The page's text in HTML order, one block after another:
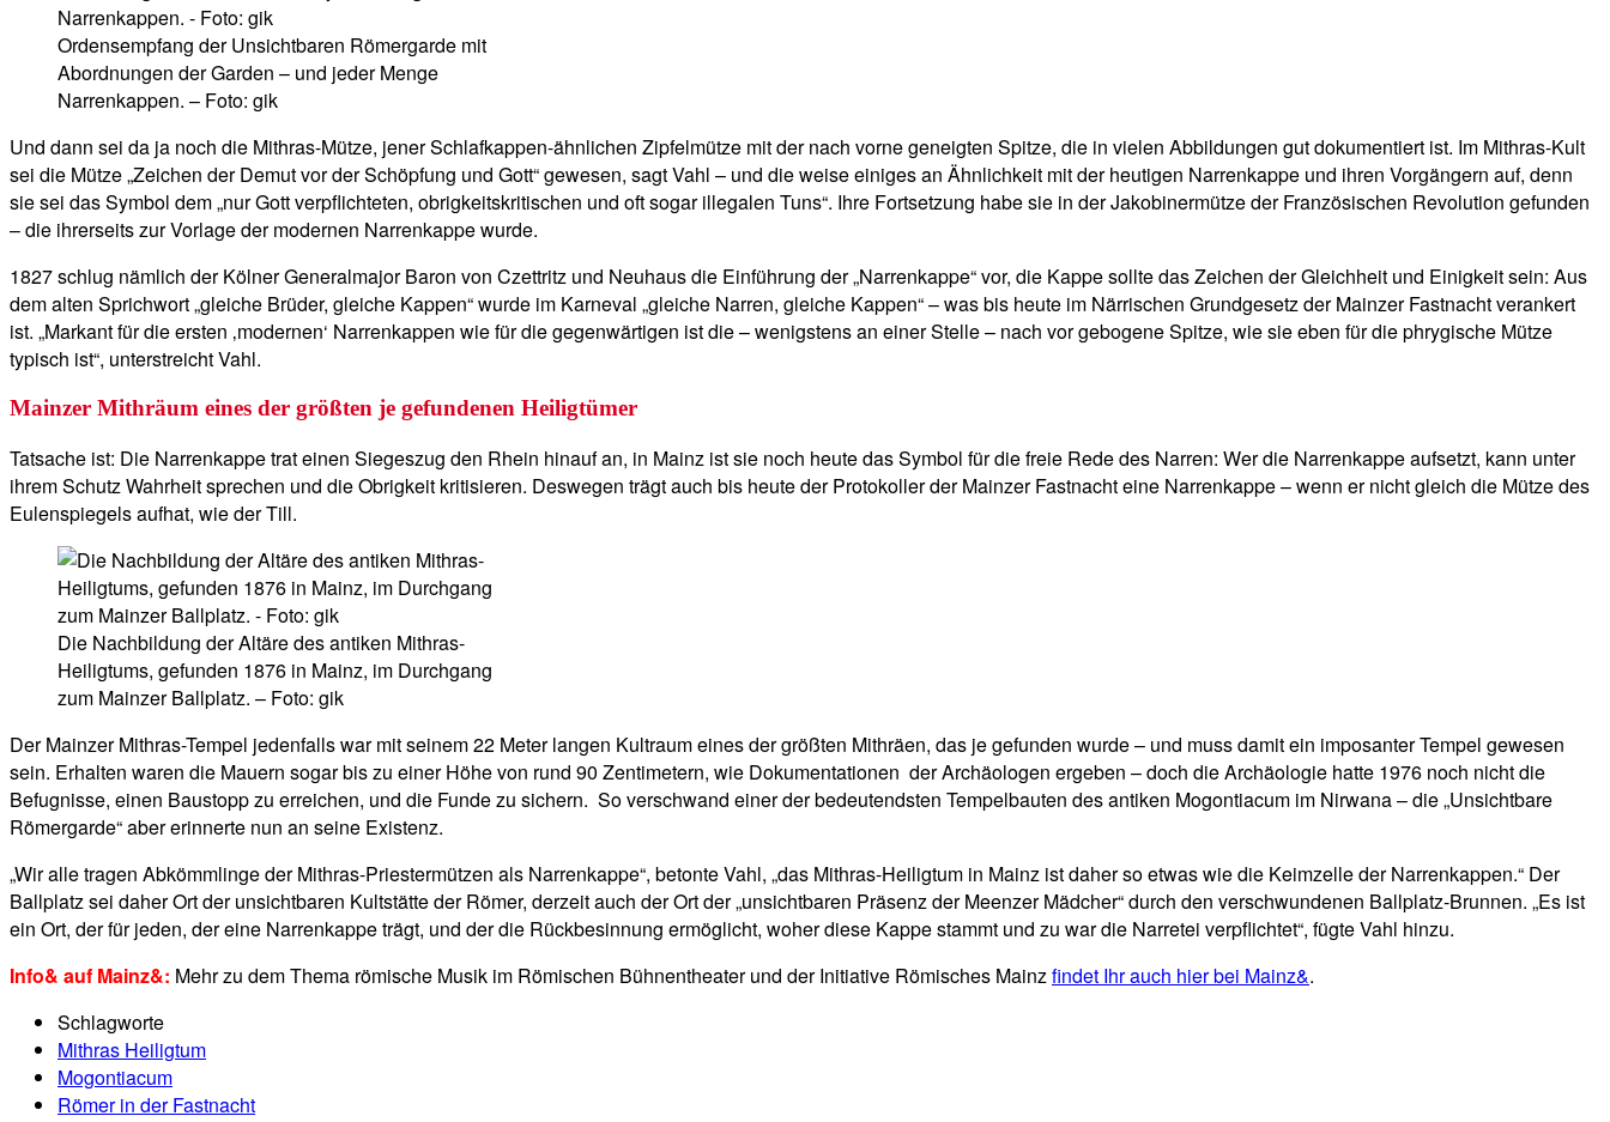
Ordensempfang der Unsichtbaren Römergarde mit
Abordnungen der Garden – und jeder Menge
Narrenkappen. – Foto: gik
Und dann sei da ja noch die Mithras-Mütze, jener Schlafkappen-ähnlichen Zipfelmütze mit der nach vorne geneigten Spitze, die in vielen Abbildungen gut dokumentiert ist. Im Mithras-Kult
sei die Mütze „Zeichen der Demut vor der Schöpfung und Gott“ gewesen, sagt Vahl – und die weise einiges an Ähnlichkeit mit der heutigen Narrenkappe und ihren Vorgängern auf, denn
sie sei das Symbol dem „nur Gott verpflichteten, obrigkeitskritischen und oft sogar illegalen Tuns“. Ihre Fortsetzung habe sie in der Jakobinermütze der Französischen Revolution gefunden
– die ihrerseits zur Vorlage der modernen Narrenkappe wurde.
1827 schlug nämlich der Kölner Generalmajor Baron von Czettritz und Neuhaus die Einführung der „Narrenkappe“ vor, die Kappe sollte das Zeichen der Gleichheit und Einigkeit sein: Aus
dem alten Sprichwort „gleiche Brüder, gleiche Kappen“ wurde im Karneval „gleiche Narren, gleiche Kappen“ – was bis heute im Närrischen Grundgesetz der Mainzer Fastnacht verankert
ist. „Markant für die ersten ‚modernen‘ Narrenkappen wie für die gegenwärtigen ist die – wenigstens an einer Stelle – nach vor gebogene Spitze, wie sie eben für die phrygische Mütze
typisch ist“, unterstreicht Vahl.
Mainzer Mithräum eines der größten je gefundenen Heiligtümer
Tatsache ist: Die Narrenkappe trat einen Siegeszug den Rhein hinauf an, in Mainz ist sie noch heute das Symbol für die freie Rede des Narren: Wer die Narrenkappe aufsetzt, kann unter
ihrem Schutz Wahrheit sprechen und die Obrigkeit kritisieren. Deswegen trägt auch bis heute der Protokoller der Mainzer Fastnacht eine Narrenkappe – wenn er nicht gleich die Mütze des
Eulenspiegels aufhat, wie der Till.
Die Nachbildung der Altäre des antiken Mithras-
Heiligtums, gefunden 1876 in Mainz, im Durchgang
zum Mainzer Ballplatz. – Foto: gik
Der Mainzer Mithras-Tempel jedenfalls war mit seinem 22 Meter langen Kultraum eines der größten Mithräen, das je gefunden wurde – und muss damit ein imposanter Tempel gewesen
sein. Erhalten waren die Mauern sogar bis zu einer Höhe von rund 90 Zentimetern, wie Dokumentationen der Archäologen ergeben – doch die Archäologie hatte 1976 noch nicht die
Befugnisse, einen Baustopp zu erreichen, und die Funde zu sichern. So verschwand einer der bedeutendsten Tempelbauten des antiken Mogontiacum im Nirwana – die „Unsichtbare
Römergarde“ aber erinnerte nun an seine Existenz.
„Wir alle tragen Abkömmlinge der Mithras-Priestermützen als Narrenkappe“, betonte Vahl, „das Mithras-Heiligtum in Mainz ist daher so etwas wie die Keimzelle der Narrenkappen.“ Der
Ballplatz sei daher Ort der unsichtbaren Kultstätte der Römer, derzeit auch der Ort der „unsichtbaren Präsenz der Meenzer Mädcher“ durch den verschwundenen Ballplatz-Brunnen. „Es ist
ein Ort, der für jeden, der eine Narrenkappe trägt, und der die Rückbesinnung ermöglicht, woher diese Kappe stammt und zu war die Narretei verpflichtet“, fügte Vahl hinzu.
Info& auf Mainz&: Mehr zu dem Thema römische Musik im Römischen Bühnentheater und der Initiative Römisches Mainzfindet Ihr auch hier bei Mainz&.
Schlagworte
Mithras Heiligtum
Mogontiacum
Römer in der Fastnacht